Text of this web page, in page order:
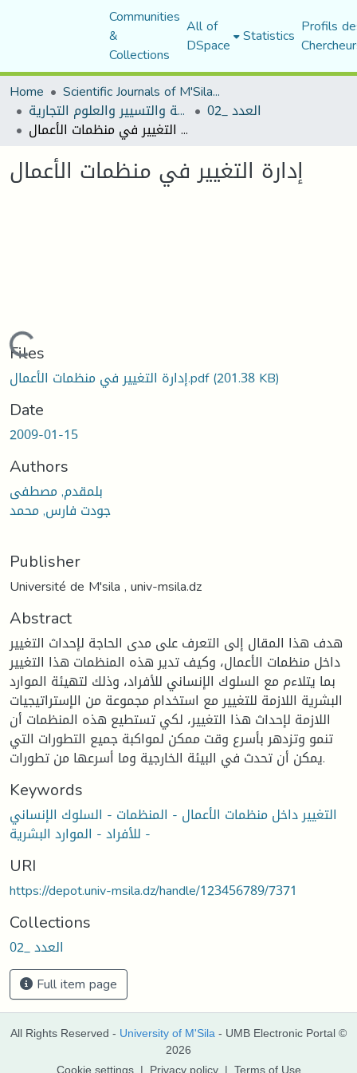
Communities
&
Collections
All of
DSpace Statistics Profils
Home
Scientific Journals of M'Sila University
مجلة العلوم الاقتصادية والتسيير والعلوم التجارية العدد _02
إدارة التغيير في منظمات الأعمال
إدارة التغيير في منظمات الأعمال
Loading...
Files
إدارة التغيير في منظمات الأعمال.pdf(201.38 KB)
Date
2009-01-15
Authors
بلمقدم, مصطفى
جودت فارس, محمد
Publisher
Université de M'sila , univ-msila.dz
Abstract
هدف هذا المقال إلى التعرف على مدى الحاجة لإحداث التغيير
داخل منظمات الأعمال، وكيف تدير هذه المنظمات هذا التغيير
بما يتلاءم مع السلوك الإنساني للأفراد، وذلك لتهيئة الموارد
البشرية اللازمة للتغيير مع استخدام مجموعة من الإستراتيجيات
اللازمة لإحداث هذا التغيير، لكي تستطيع هذه المنظمات أن
تنمو وتزدهر بأسرع وقت ممكن لمواكبة جميع التطورات التي
يمكن أن تحدث في البيئة الخارجية وما أسرعها من تطورات.
Keywords
التغيير داخل منظمات الأعمال - المنظمات - السلوك الإنساني
للأفراد - الموارد البشرية -
URI
https://depot.univ-msila.dz/handle/123456789/7371
Collections
العدد _02
Full item page
All Rights Reserved - University of M'Sila - UMB Electronic Portal ©
2026
Cookie settings | Privacy policy | Terms of Use